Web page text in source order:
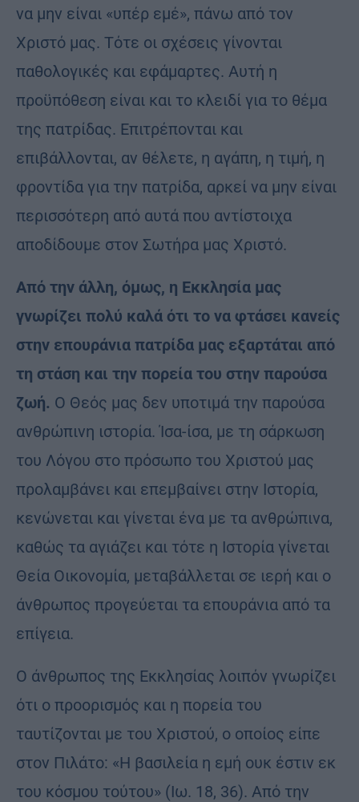
να μην είναι «υπέρ εμέ», πάνω από τον
Χριστό μας. Τότε οι σχέσεις γίνονται
παθολογικές και εφάμαρτες. Αυτή η
προϋπόθεση είναι και το κλειδί για το θέμα
της πατρίδας. Επιτρέπονται και
επιβάλλονται, αν θέλετε, η αγάπη, η τιμή, η
φροντίδα για την πατρίδα, αρκεί να μην είναι
περισσότερη από αυτά που αντίστοιχα
αποδίδουμε στον Σωτήρα μας Χριστό.
Από την άλλη, όμως, η Εκκλησία μας
γνωρίζει πολύ καλά ότι το να φτάσει κανείς
στην επουράνια πατρίδα μας εξαρτάται από
τη στάση και την πορεία του στην παρούσα
ζωή. Ο Θεός μας δεν υποτιμά την παρούσα
ανθρώπινη ιστορία. Ίσα-ίσα, με τη σάρκωση
του Λόγου στο πρόσωπο του Χριστού μας
προλαμβάνει και επεμβαίνει στην Ιστορία,
κενώνεται και γίνεται ένα με τα ανθρώπινα,
καθώς τα αγιάζει και τότε η Ιστορία γίνεται
Θεία Οικονομία, μεταβάλλεται σε ιερή και ο
άνθρωπος προγεύεται τα επουράνια από τα
επίγεια.
Ο άνθρωπος της Εκκλησίας λοιπόν γνωρίζει
ότι ο προορισμός και η πορεία του
ταυτίζονται με του Χριστού, ο οποίος είπε
στον Πιλάτο: «Η βασιλεία η εμή ουκ έστιν εκ
του κόσμου τούτου» (Ιω. 18, 36). Από την